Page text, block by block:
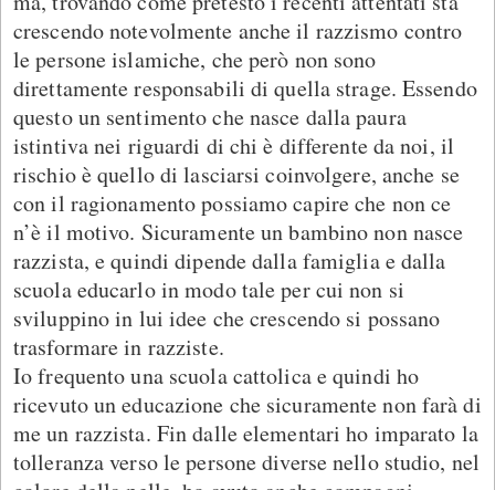
crescendo notevolmente anche il razzismo contro
le persone islamiche, che però non sono
direttamente responsabili di quella strage. Essendo
questo un sentimento che nasce dalla paura
istintiva nei riguardi di chi è differente da noi, il
rischio è quello di lasciarsi coinvolgere, anche se
con il ragionamento possiamo capire che non ce
n’è il motivo. Sicuramente un bambino non nasce
razzista, e quindi dipende dalla famiglia e dalla
scuola educarlo in modo tale per cui non si
sviluppino in lui idee che crescendo si possano
trasformare in razziste.
Io frequento una scuola cattolica e quindi ho
ricevuto un educazione che sicuramente non farà di
me un razzista. Fin dalle elementari ho imparato la
tolleranza verso le persone diverse nello studio, nel